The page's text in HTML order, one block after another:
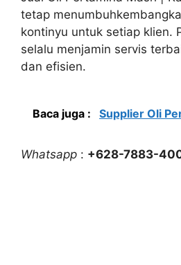
tetap
kontinyu untuk setiap klien.
selalu menjamin servis
dan efisien.
Baca juga : Supplier Oli
Whatsapp : +628-7883-